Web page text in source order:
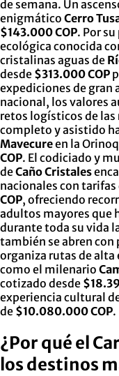
de semana. Un
enigmático Cerro
$143.000 COP. Por
ecológica conocida
cristalinas aguas de
desde $313.000 COP
expediciones de gran
nacional, los valores
retos logísticos de las
completo y asistido
Mavecureen la
COP. El codiciado y
deCaño Cristales
nacionales con
COP, ofreciendo
adultos mayores que
durante toda su vida
también se abren
organiza rutas de
como el milenario
cotizado desde
experiencia cultural
de $10.080.000 COP.
¿Por qué el
los destinos